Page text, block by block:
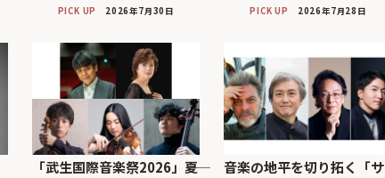
PICK UP 2026年7月30日 PICK UP 2026年7月28日
「武生国際音楽祭2026」――夏
音楽の地平を切り拓く「サ